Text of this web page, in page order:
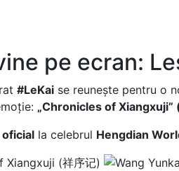
pe ecran:
#LeKai se reunește pentru o
„Chronicles of Xiangxuji”
oficial la celebrul Hengdian